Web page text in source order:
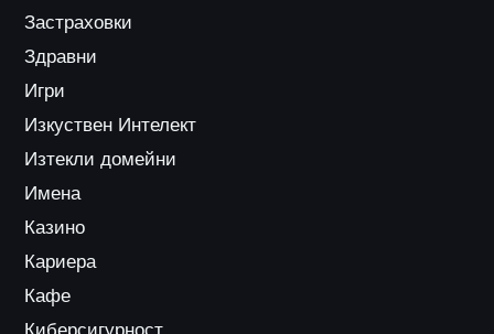
Застраховки
Здравни
Игри
Изкуствен Интелект
Изтекли домейни
Имена
Казино
Кариера
Кафе